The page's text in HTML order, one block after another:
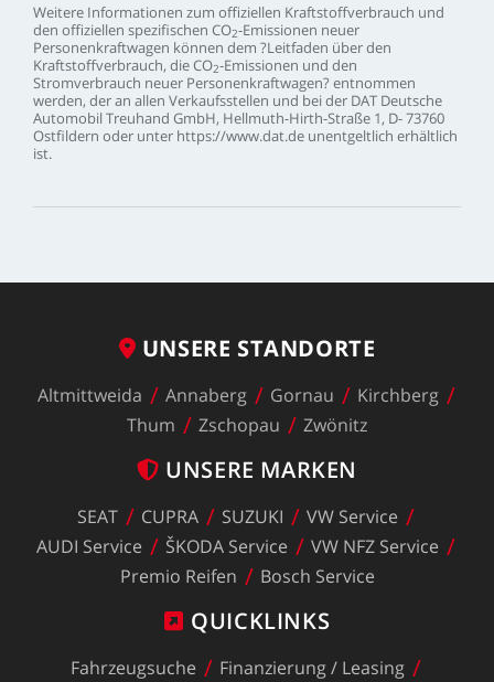
Weitere Informationen zum offiziellen Kraftstoffverbrauch und
den offiziellen spezifischen CO2-Emissionen neuer
Personenkraftwagen können dem ?Leitfaden überden
Kraftstoffverbrauch, dieCO2-Emissionen und den
Stromverbrauch neuer Personenkraftwagen? entnommen
werden, deran allen Verkaufsstellen und beider DAT Deutsche
AutomobilTreuhand GmbH, Hellmuth-Hirth-Straße 1, D-73760
Ostfildern oder unter https://www.dat.de unentgeltlich erhältlich
ist.
UNSERE STANDORTE
Altmittweida Annaberg Gornau
Kirchberg
Thum
Zschopau Zwönitz
UNSERE MARKEN
SEAT CUPRA SUZUKI VW Service
AUDI Service ŠKODA Service VW NFZ Service
Premio Reifen Bosch Service
QUICKLINKS
Fahrzeugsuche Finanzierung/ Leasing